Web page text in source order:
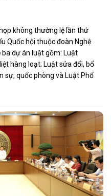
không thường lệ lần thứ
Quốc hội thuộc đoàn Nghệ
dự án luật gồm: Luật
hàng loạt; Luật sửa đổi, bổ
sự, quốc phòng và Luật Phổ